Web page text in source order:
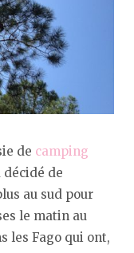
de camping
décidé de
au sud pour
le matin au
les Fago qui ont,